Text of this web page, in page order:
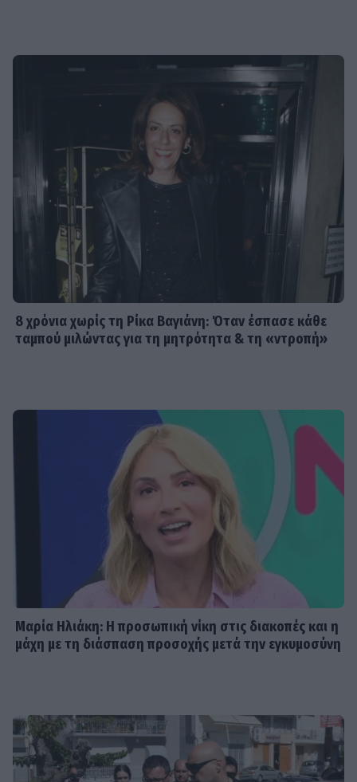
8 χρόνια χωρίς τη Ρίκα Βαγιάνη: Όταν έσπασε κάθε
ταμπού μιλώντας για τη μητρότητα & τη «ντροπή»
Μαρία Ηλιάκη: Η προσωπική νίκη στις διακοπές και η
μάχη με τη διάσπαση προσοχής μετά την εγκυμοσύνη